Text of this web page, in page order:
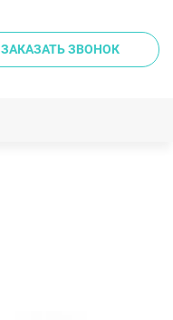
ЗАКАЗАТЬ ЗВОНОК